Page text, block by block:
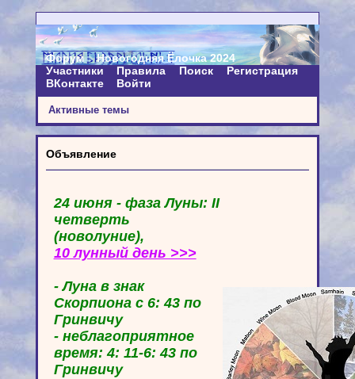
Форум
Новогодняя Ёлочка 2024
Участники
Правила Поиск
Регистрация
ВКонтакте
Войти
Активные темы
Объявление
24 июня - фаза Луны: II
четверть
(новолуние),
10 лунный день >>>
- Луна в знак
Скорпиона с 6: 43 по
Гринвичу
- неблагоприятное
время: 4: 11-6: 43 по
Гринвичу